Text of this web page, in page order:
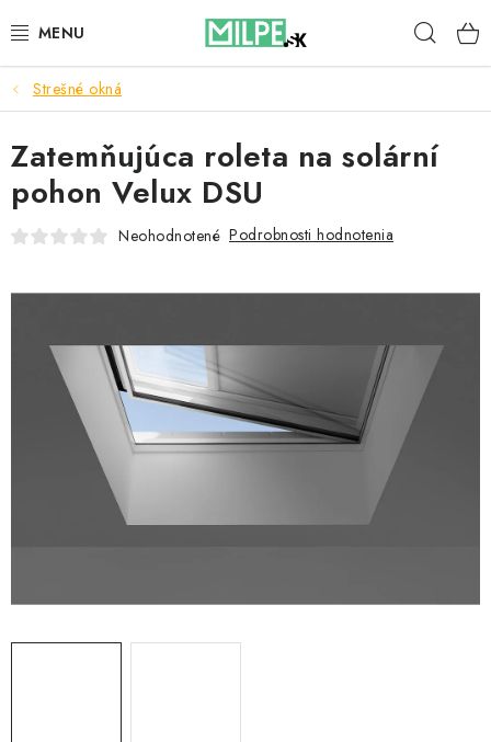
na
STREŠNÉ OKNÁ
PODKROVNÉ SCHODY
DOM A ZÁHRADA
KONTAKTY
Reklamace a vrácení zboží
Zásady používania súborov cookie
Podmínky ochrany osobních údajů
Obchodní podmínky
Strešné okná
Zatemňujúca roleta na solární
pohon Velux DSU
Neohodnotené Podrobnosti hodnotenia